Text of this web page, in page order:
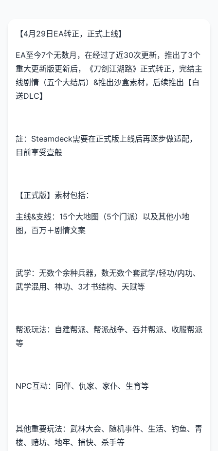
【4月29日EA转正，正式上线】
EA至今7个无数月，在经过了近30次更新，推出了3个
重大更新版更新后，《刀剑江湖路》正式转正，完结主
线剧情（五个大结局）&推出沙盒素材，后续推出【白
送DLC】
註：Steamdeck需要在正式版上线后再逐步做适配，
目前享受壹般
【正式版】素材包括：
主线&支线：15个大地图（5个门派）以及其他小地
图，百万＋剧情文案
武学：无数个余种兵器，数无数个套武学/轻功/内功、
武学混用、神功、3才书结构、天赋等
帮派玩法：自建帮派、帮派战争、吞并帮派、收服帮派
等
NPC互动：同伴、仇家、家仆、生育等
其他重要玩法：武林大会、随机事件、生活、钓鱼、青
楼、赌坊、地牢、捕快、杀手等